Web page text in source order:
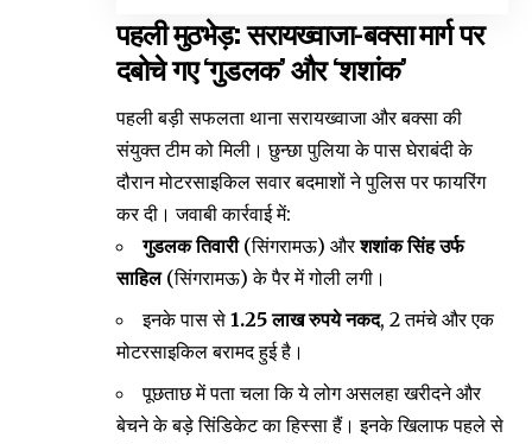
पहली मुठभेड़: सरायख्वाजा-बक्सा मार्ग पर
दबोचे गए ‘गुडलक’ और ‘शशांक’
​पहली बड़ी सफलता थाना सरायख्वाजा और बक्सा की
संयुक्त टीम को मिली। छुन्छा पुलिया के पास घेराबंदी के
दौरान मोटरसाइकिल सवार बदमाशों ने पुलिस पर फायरिंग
कर दी। जवाबी कार्रवाई में:
गुडलक तिवारी(सिंगरामऊ) औरशशांक सिंह उर्फ
साहिल(सिंगरामऊ) के पैर में गोली लगी।
​इनके पास से 1.25 लाख रुपये नकद, 2 तमंचे और एक
मोटरसाइकिल बरामद हुई है।
​पूछताछ में पता चला कि ये लोग असलहा खरीदने और
बेचने के बड़े सिंडिकेट का हिस्सा हैं। इनके खिलाफ पहले से